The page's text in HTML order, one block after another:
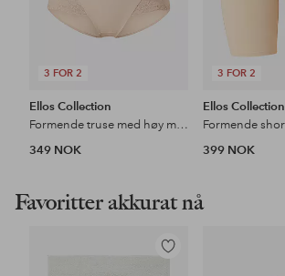
3 FOR 2
Ellos Collection
Formende truse med høy midje - medium støtte
349 NOK
3 FOR 2
Ellos Collection
399 NOK
Favoritter akkurat nå
Legg